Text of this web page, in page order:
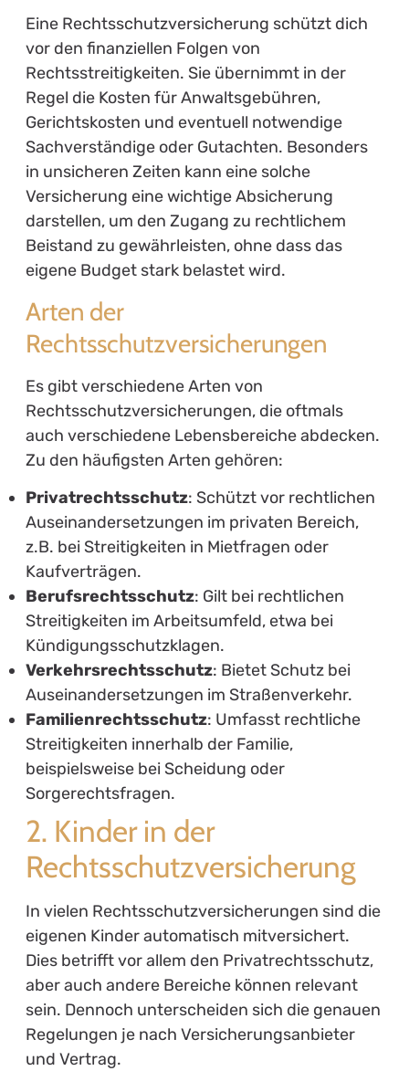
Eine Rechtsschutzversicherung schützt dich
vor den finanziellen Folgen von
Rechtsstreitigkeiten. Sie übernimmt in der
Regel die Kosten für Anwaltsgebühren,
Gerichtskosten und eventuell notwendige
Sachverständige oder Gutachten. Besonders
in unsicheren Zeiten kann eine solche
Versicherung eine wichtige Absicherung
darstellen, um den Zugang zu rechtlichem
Beistand zu gewährleisten, ohne dass das
eigene Budget stark belastet wird.
Arten der
Rechtsschutzversicherungen
Es gibt verschiedene Arten von
Rechtsschutzversicherungen, die oftmals
auch verschiedene Lebensbereiche abdecken.
Zu den häufigsten Arten gehören:
Privatrechtsschutz: Schützt vor rechtlichen
Auseinandersetzungen im privaten Bereich,
z.B. bei Streitigkeiten in Mietfragen oder
Kaufverträgen.
Berufsrechtsschutz: Gilt bei rechtlichen
Streitigkeiten im Arbeitsumfeld, etwa bei
Kündigungsschutzklagen.
Verkehrsrechtsschutz: Bietet Schutz bei
Auseinandersetzungen im Straßenverkehr.
Familienrechtsschutz: Umfasst rechtliche
Streitigkeiten innerhalb der Familie,
beispielsweise bei Scheidung oder
Sorgerechtsfragen.
2. Kinder in der
Rechtsschutzversicherung
In vielen Rechtsschutzversicherungen sind die
eigenen Kinder automatisch mitversichert.
Dies betrifft vor allem den Privatrechtsschutz,
aber auch andere Bereiche können relevant
sein. Dennoch unterscheiden sich die genauen
Regelungen je nach Versicherungsanbieter
und Vertrag.